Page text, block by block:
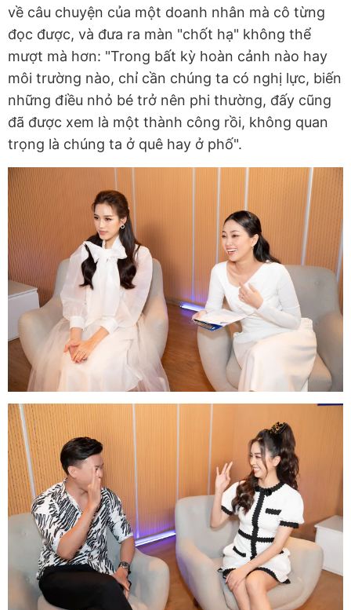
về câu chuyện của một doanh nhân mà cô từng
đọc được, và đưa ra màn "chốt hạ" không thể
mượt mà hơn: "Trong bất kỳ hoàn cảnh nào hay
môi trường nào, chỉ cần chúng ta có nghị lực, biến
những điều nhỏ bé trở nên phi thường, đấy cũng
đã được xem là một thành công rồi, không quan
trọng là chúng ta ở quê hay ở phố".